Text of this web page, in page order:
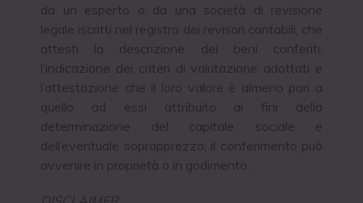
da un esperto o da una società di revisione
legale iscritti nel registro dei revisori contabili, che
attesti la descrizione dei beni conferiti,
l’indicazione dei criteri di valutazione adottati e
l’attestazione che il loro valore è almeno pari a
quello ad essi attribuito ai fini della
determinazione del capitale sociale e
dell’eventuale soprapprezzo; il conferimento può
avvenire in proprietà o in godimento.